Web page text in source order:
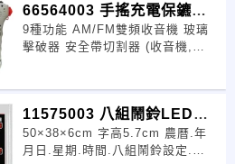
66564003 手搖充電保鑣收
音機
9種功能 AM/FM雙頻收音機 玻璃
擊破器 安全帶切割器 (收音機,手
11575003 八組鬧鈴LED電
腦日曆
50×38×6cm 字高5.7cm 農曆.年
月日.星期.時間.八組鬧鈴設定.整